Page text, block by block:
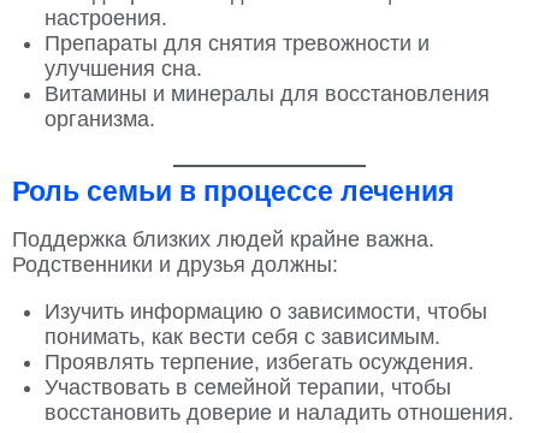
настроения.
Препараты для снятия тревожности и
улучшения сна.
Витамины и минералы для восстановления
организма.
Роль семьи в процессе лечения
Поддержка близких людей крайне важна.
Родственники и друзья должны:
Изучить информацию о зависимости, чтобы
понимать, как вести себя с зависимым.
Проявлять терпение, избегать осуждения.
Участвовать в семейной терапии, чтобы
восстановить доверие и наладить отношения.